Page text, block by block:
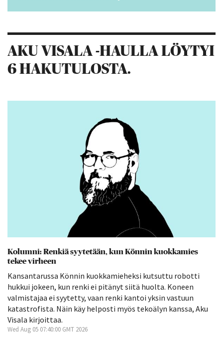
AKU VISALA -HAULLA LÖYTYI
6 HAKUTULOSTA.
Kolumni: Renkiä syytetään, kun Könnin kuokkamies
tekee virheen
Kansantarussa Könnin kuokkamieheksi kutsuttu robotti
hukkui jokeen, kun renki ei pitänyt siitä huolta. Koneen
valmistajaa ei syytetty, vaan renki kantoi yksin vastuun
katastrofista. Näin käy helposti myös tekoälyn kanssa, Aku
Visala kirjoittaa.
Wed Aug 05 07:40:00 GMT 2026